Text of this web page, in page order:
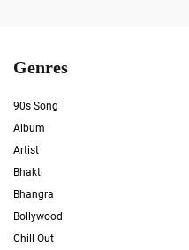
Genres
90s Song
Album
Artist
Bhakti
Bhangra
Bollywood
Chill Out